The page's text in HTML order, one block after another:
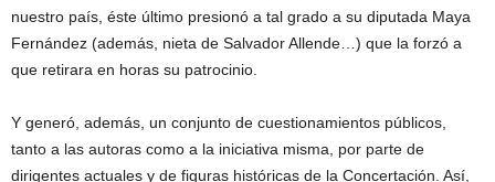
nuestro país, éste último presionó a tal grado a su diputada Maya
Fernández (además, nieta de Salvador Allende…) que la forzó a
que retirara en horas su patrocinio.
Y generó, además, un conjunto de cuestionamientos públicos,
tanto a las autoras como a la iniciativa misma, por parte de
dirigentes actuales y de figuras históricas de la Concertación. Así,